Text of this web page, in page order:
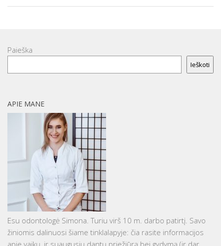
Paieška
Ieškoti
APIE MANE
Esu odontologė Simona. Turiu virš 10 m. darbo patirtį. Savo
žiniomis dalinuosi šiame tinklalapyje: čia rasite informacijos